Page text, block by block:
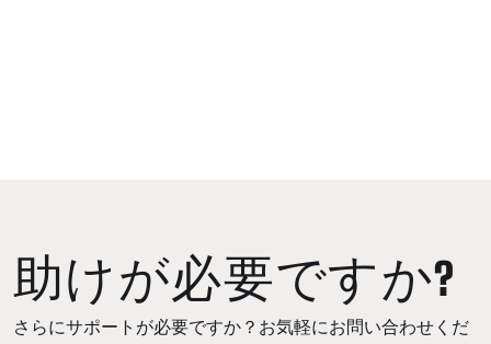
助けが必要ですか?
さらにサポートが必要ですか？お気軽にお問い合わせくだ